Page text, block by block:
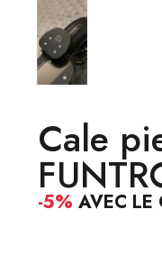
Cale
-5% AVEC LE